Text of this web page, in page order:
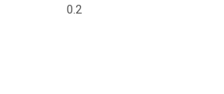
0.2